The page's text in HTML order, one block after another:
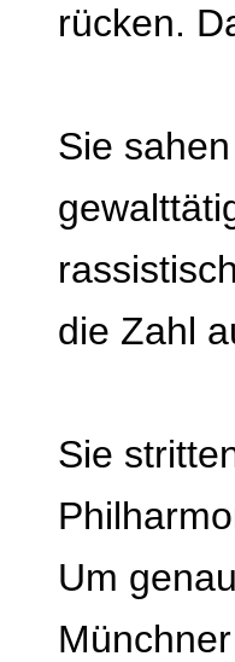
rücken.
Sie
die Zahl
Sie
Um